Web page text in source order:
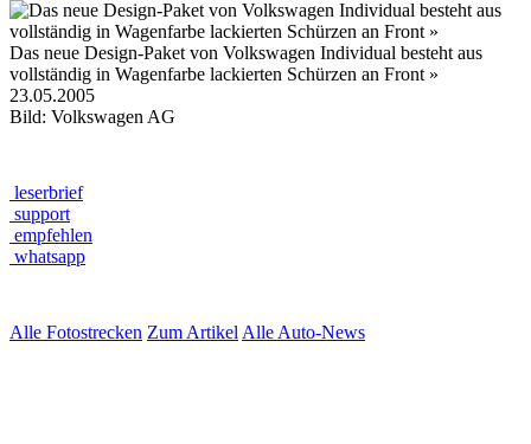
Das neue Design-Paket von Volkswagen Individual besteht aus
vollständig in Wagenfarbe lackierten Schürzen an Front »
23.05.2005
Bild: Volkswagen AG
leserbrief
support
empfehlen
whatsapp
Alle Fotostrecken Zum Artikel Alle Auto-News